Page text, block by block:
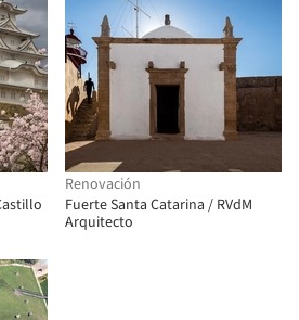
Renovación
Fuerte Santa Catarina / RVdM
Arquitecto